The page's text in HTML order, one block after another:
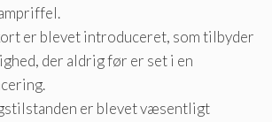
er blevet introduceret, som tilbyder
der aldrig før er set i en
er blevet væsentligt